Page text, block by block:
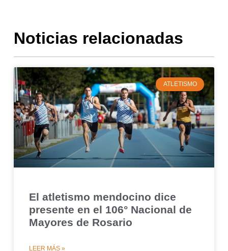
Noticias relacionadas
ATLETISMO
El atletismo mendocino dice
presente en el 106° Nacional de
Mayores de Rosario
LEER MÁS »